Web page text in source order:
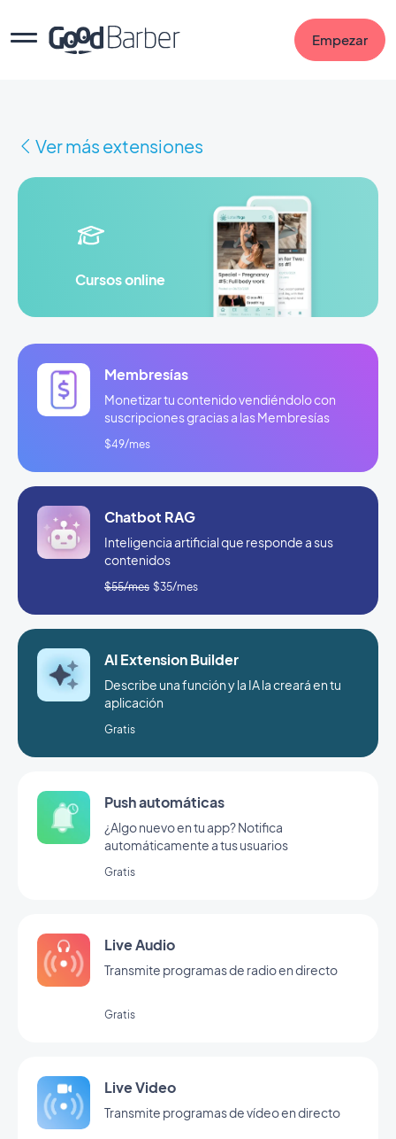
Empezar
Ver más extensiones
Cursos online
Membresías
Monetizar tu contenido vendiéndolo con
suscripciones gracias a las Membresías
$49/mes
Push automáticas
¿Algo nuevo en tu app? Notifica
automáticamente a tus usuarios
Gratis
Live Audio
Transmite programas de radio en directo
Gratis
Live Video
Transmite programas de vídeo en directo
Chatbot RAG
Inteligencia artificial que responde a sus
contenidos
$55/mes $35/mes
AI Extension Builder
Describe una función y la IA la creará en tu
aplicación
Gratis